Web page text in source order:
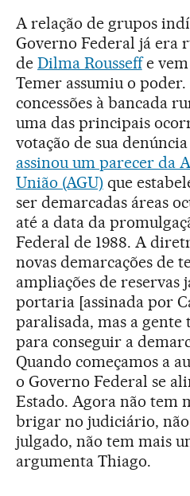
A relação de grupos
Governo Federal já era
de Dilma Rousseffe vem
Temer assumiu o
concessões à bancada
uma das principais
votação de sua
assinou um parecer da
União (AGU) que
ser demarcadas áreas
até a data da
Federal de 1988. A
novas demarcações de
ampliações de reservas
portaria [assinada por
paralisada, mas a
para conseguir a
Quando começamos a
o Governo Federal se
Estado. Agora não tem
brigar no judiciário,
julgado, não tem mais
argumenta Thiago.